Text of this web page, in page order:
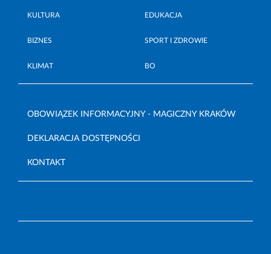
KULTURA EDUKACJA
BIZNES SPORT I ZDROWIE
KLIMAT BO
OBOWIĄZEK INFORMACYJNY - MAGICZNY KRAKÓW
DEKLARACJA DOSTĘPNOŚCI
KONTAKT